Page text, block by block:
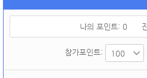
나의 포인트: 0
참가포인트: